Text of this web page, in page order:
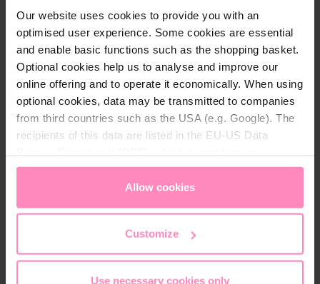
Our website uses cookies to provide you with an
optimised user experience. Some cookies are essential
and enable basic functions such as the shopping basket.
Optional cookies help us to analyse and improve our
online offering and to operate it economically. When using
optional cookies, data may be transmitted to companies
from third countries such as the USA (e.g. Google). The
recipients of this data are listed in the EU-US Data
appropriate level of data protection. You canaccept all
only allow necessary cookies
access and change your chosen setting at any time in
Allow cookies
Customize
Use necessary cookies only
van jouw behoeften. Of je nu een groot of klein
zwembad hebt, een RVS zwembad of een
opzetzwembad, met trap of strandinloop: bij ons
vind je het juiste model voor jouw
zwembadreiniging. Daarnaast onderscheiden de
BWT-robots zich door hun 4D-filtertechnologie. Dit
filter bestaat uit elastische 3D-microvezellussen die
in combinatie met vibratiebewegingen de
zelfs de kleinste vuildeeltjes – van bladeren tot
zandkorrels – uit het water worden verwijderd.